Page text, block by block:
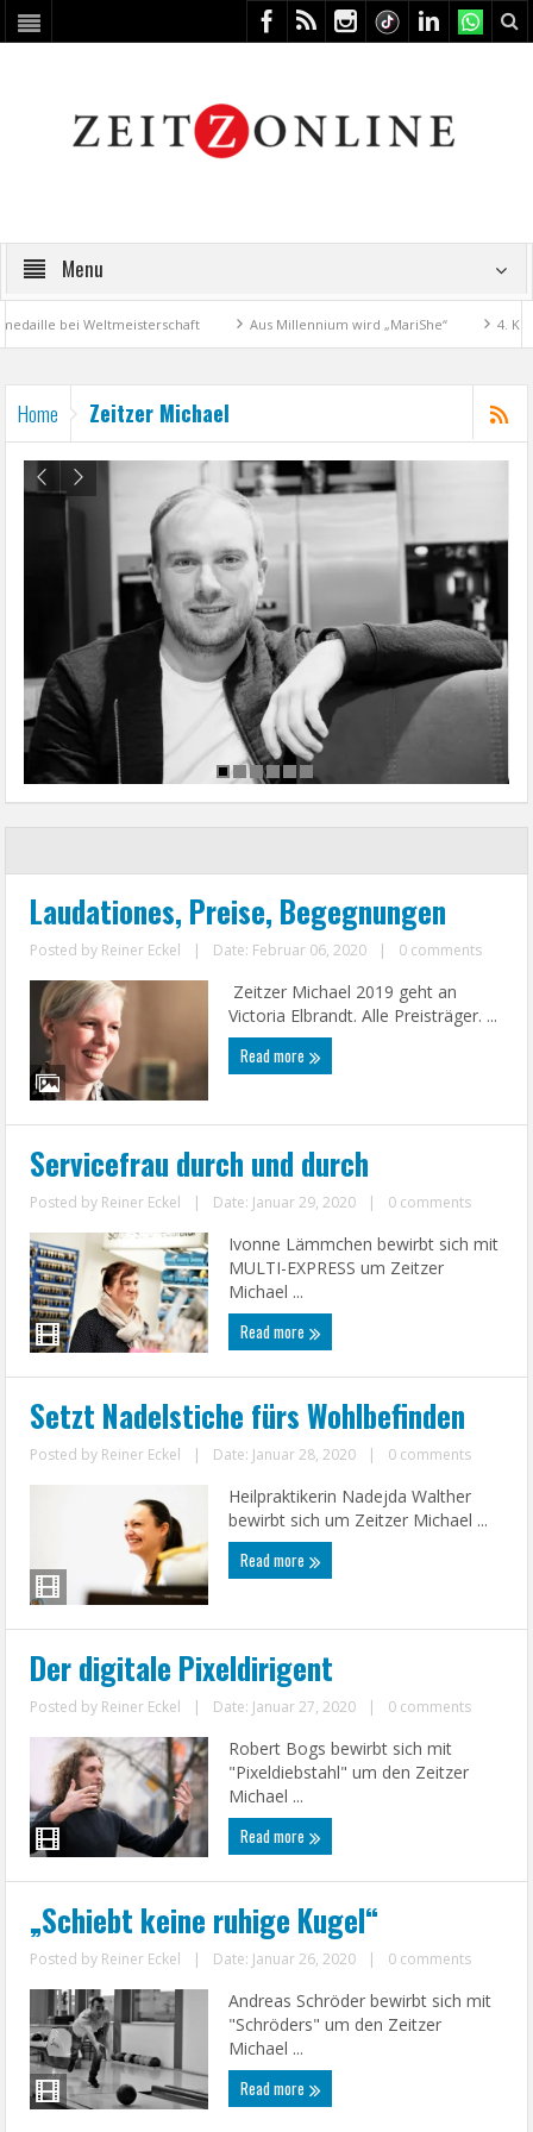
Menu
bei Weltmeisterschaft Aus Millennium wird „MariShe“ 4.
Home Zeitzer Michael
Laudationes, Preise, Begegnungen
Posted by Reiner Eckel | Date: Februar 06, 2020 | 0 comments
Zeitzer Michael 2019 geht an
Victoria Elbrandt. Alle Preisträger. ...
Read more
Servicefrau durch und durch
Posted by Reiner Eckel | Date: Januar 29, 2020 | 0 comments
Ivonne Lämmchen bewirbt sich mit
MULTI-EXPRESS um Zeitzer
Michael ...
Read more
Setzt Nadelstiche fürs Wohlbefinden
Posted by Reiner Eckel | Date: Januar 28, 2020 | 0 comments
Heilpraktikerin Nadejda Walther
bewirbt sich um Zeitzer Michael ...
Read more
Der digitale Pixeldirigent
Posted by Reiner Eckel | Date: Januar 27, 2020 | 0 comments
Robert Bogs bewirbt sich mit
"Pixeldiebstahl" um den Zeitzer
Michael ...
Read more
„Schiebt keine ruhige Kugel“
Posted by Reiner Eckel | Date: Januar 26, 2020 | 0 comments
Andreas Schröder bewirbt sich mit
"Schröders" um den Zeitzer
Michael ...
Read more